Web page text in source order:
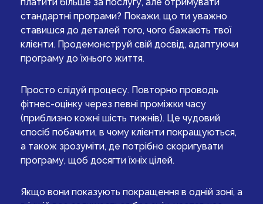
стандартні програми? Покажи, що ти уважно
ставишся до деталей того, чого бажають твої
клієнти. Продемонструй свій досвід, адаптуючи
програму до їхнього життя.
Просто слідуй процесу. Повторно проводь
фітнес-оцінку через певні проміжки часу
(приблизно кожні шість тижнів). Це чудовий
спосіб побачити, в чому клієнти покращуються,
а також зрозуміти, де потрібно скоригувати
програму, щоб досягти їхніх цілей.
Якщо вони показують покращення в одній зоні, а